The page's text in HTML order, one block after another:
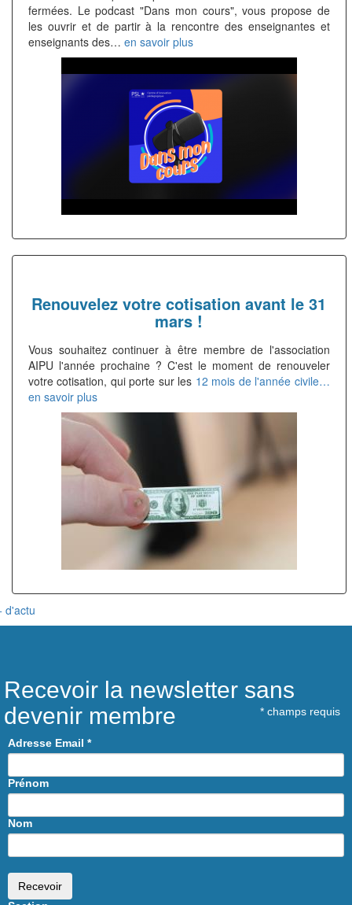
fermées. Le podcast "Dans mon cours", vous propose de
les ouvrir et de partir à la rencontre des enseignantes et
enseignants des… en savoir plus
Renouvelez votre cotisation avant le 31
mars !
Vous souhaitez continuer à être membre de l'association
AIPU l'année prochaine ? C'est le moment de renouveler
votre cotisation, qui porte sur les 12 mois de l'année civile…
en savoir plus
d'actu
Recevoir la newsletter sans
devenir membre
* champs requis
Adresse Email *
Prénom
Nom